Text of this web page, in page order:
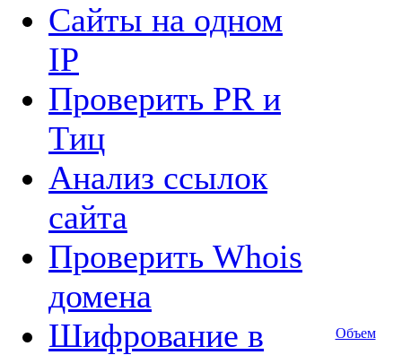
Сайты на одном
IP
Проверить PR и
Tиц
Анализ ссылок
сайта
Проверить Whois
домена
Шифрование в
Объем